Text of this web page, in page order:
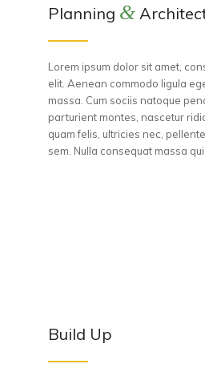
Planning &
Lorem ipsum dolor sit amet,
elit. Aenean commodo ligula
massa. Cum sociis natoque
parturient montes, nascetur
quam felis, ultricies nec,
sem. Nulla consequat massa
Build Up